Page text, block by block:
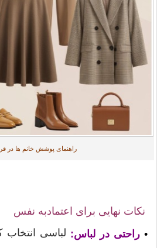
راهنمای پوشش خانم ها در
نکات نهایی برای اعتمادبه نفس
• راحتی در لباس: لباسی